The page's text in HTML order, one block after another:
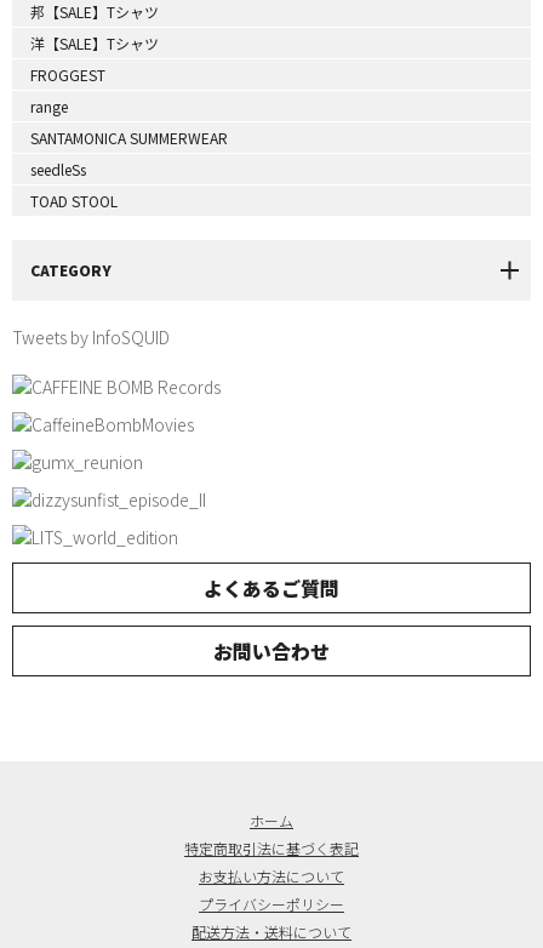
邦【SALE】Tシャツ
洋【SALE】Tシャツ
FROGGEST
range
SANTAMONICA SUMMERWEAR
seedleSs
TOAD STOOL
CATEGORY
Tweets by InfoSQUID
よくあるご質問
お問い合わせ
ホーム
特定商取引法に基づく表記
お支払い方法について
プライバシーポリシー
配送方法・送料について